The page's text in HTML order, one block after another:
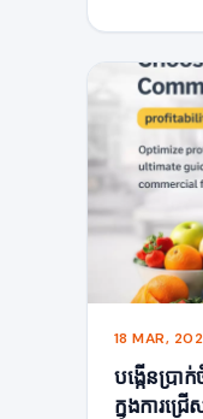
18 MAR,
បង្កើនប្រ
ក្នុងការជ្